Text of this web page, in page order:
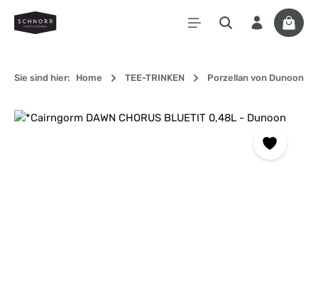
Zum Hauptinhalt springen
Sie sind hier: Home TEE-TRINKEN Porzellan von Dunoon
Bildergalerie überspringen